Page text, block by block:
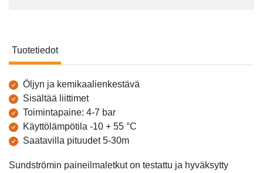
Tuotetiedot
Tuotetiedot
Öljyn ja kemikaalienkestävä
Sisältää liittimet
Toimintapaine: 4-7 bar
Käyttölämpötila -10 + 55 °C
Saatavilla pituudet 5-30m
Sundströmin paineilmaletkut on testattu ja hyväksytty